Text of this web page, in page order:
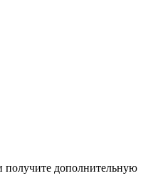
дополнительную